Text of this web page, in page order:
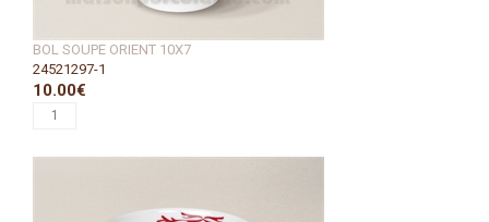
BOL SOUPE ORIENT 10X7
24521297-1
10.00€